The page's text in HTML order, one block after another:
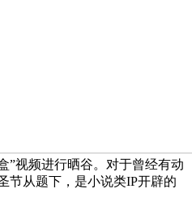
”视频进行晒谷。对于曾经有动
节从题下，是小说类IP开辟的